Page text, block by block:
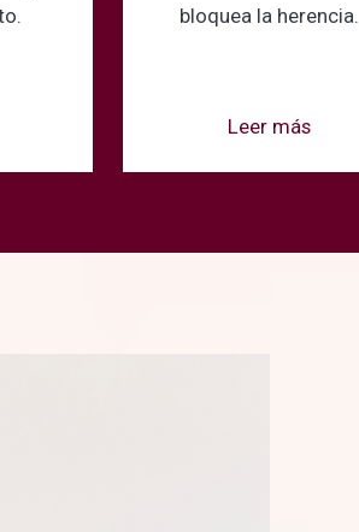
bloquea la herencia.
Leer más